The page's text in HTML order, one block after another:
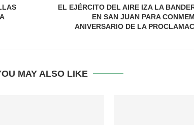
EL EJÉRCITO DEL AIRE IZA LA
EN SAN JUAN PARA
ANIVERSARIO DE LA
MAY ALSO LIKE